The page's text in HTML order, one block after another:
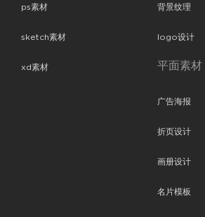
ps素材
sketch素材
xd素材
背景纹理
logo设计
平面素材
广告海报
折页设计
画册设计
名片模板